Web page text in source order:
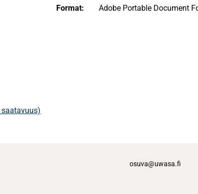
Format:
Adobe Portable Document
osuva@uwasa.fi